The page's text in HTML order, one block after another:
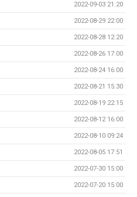
2022-09-03 21:20
2022-08-29 22:00
2022-08-28 12:20
2022-08-26 17:00
2022-08-24 16:00
2022-08-21 15:30
2022-08-19 22:15
2022-08-12 16:00
2022-08-10 09:24
2022-08-05 17:51
2022-07-30 15:00
2022-07-20 15:00